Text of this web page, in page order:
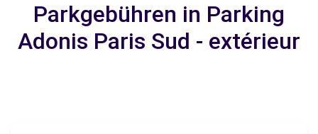
Parkgebühren in Parking
Adonis Paris Sud - extérieur